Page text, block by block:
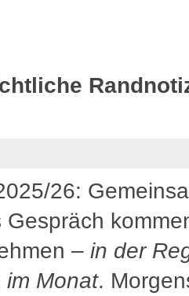
26:
– in der
im Monat.